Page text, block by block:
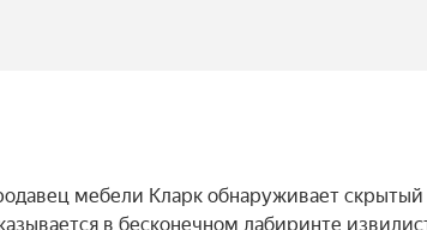
мебели Кларк обнаруживает
в бесконечном лабиринте